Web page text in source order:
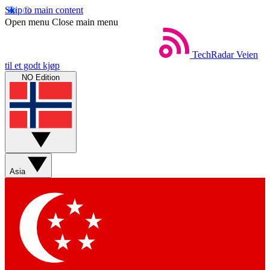
Skip to main content
Open menu Close main menu
TechRadar Veien
til et godt kjøp
NO Edition
Asia